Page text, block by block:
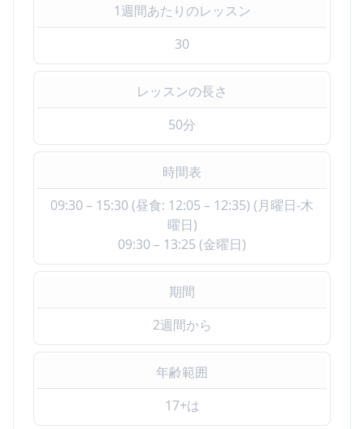
1週間あたりのレッスン
30
レッスンの長さ
50分
時間表
09:30 – 15:30 (昼食: 12:05 – 12:35) (月曜日-木
曜日)
09:30 – 13:25 (金曜日)
期間
2週間から
年齢範囲
17+は